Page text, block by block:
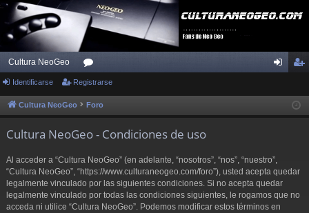
Cultura NeoGeo
or
os
se
ist
Identificarse Registrarse
Cultura NeoGeo Foro
Cultura NeoGeo - Condiciones de uso
Al acceder a “Cultura NeoGeo” (en adelante, “nosotros”, “nos”, “nuestro”,
“Cultura NeoGeo”, “https://www.culturaneogeo.com/foro”), usted acepta quedar
legalmente vinculado por las siguientes condiciones. Si no acepta quedar
legalmente vinculado por todas las condiciones siguientes, le rogamos que no
acceda ni utilice “Cultura NeoGeo”. Podemos modificar estos términos en